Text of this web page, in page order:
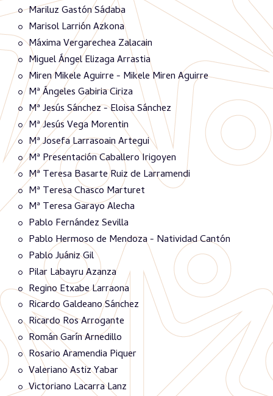
Mariluz Gastón Sádaba
Marisol Larrión Azkona
Máxima Vergarechea Zalacain
Miguel Ángel Elizaga Arrastia
Miren Mikele Aguirre - Mikele Miren Aguirre
Mª Ángeles Gabiria Ciriza
Mª Jesús Sánchez - Eloisa Sánchez
Mª Jesús Vega Morentin
Mª Josefa Larrasoain Artegui
Mª Presentación Caballero Irigoyen
Mª Teresa Basarte Ruiz de Larramendi
Mª Teresa Chasco Marturet
Mª Teresa Garayo Alecha
Pablo Fernández Sevilla
Pablo Hermoso de Mendoza - Natividad Cantón
Pablo Juániz Gil
Pilar Labayru Azanza
Regino Etxabe Larraona
Ricardo Galdeano Sánchez
Ricardo Ros Arrogante
Román Garín Arnedillo
Rosario Aramendia Piquer
Valeriano Astiz Yabar
Victoriano Lacarra Lanz